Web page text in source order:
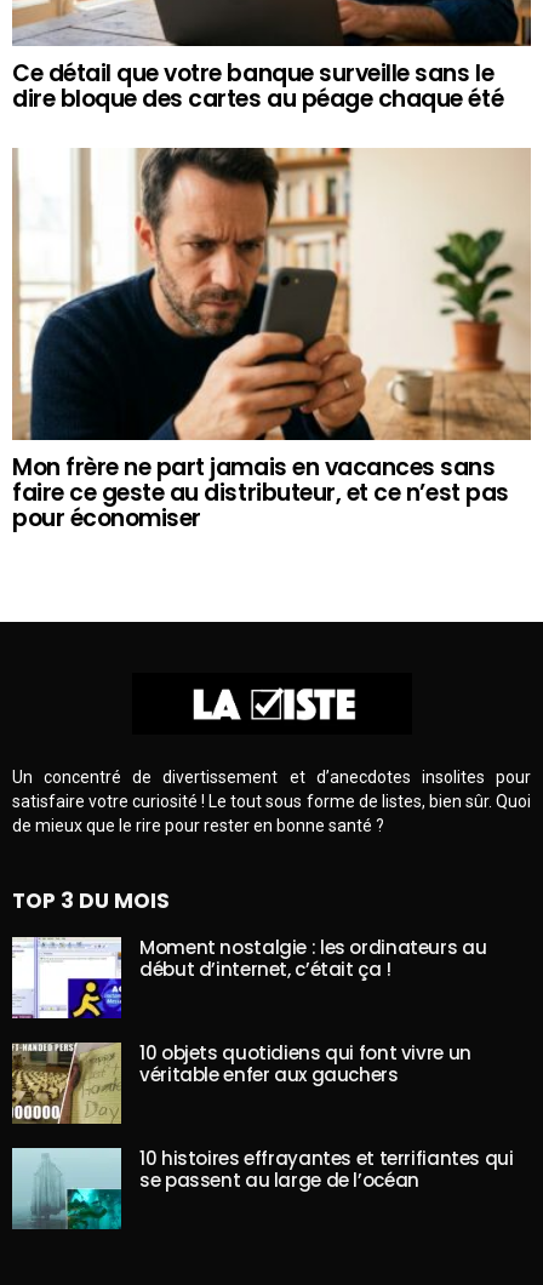
Ce détail que votre banque surveille sans le
dire bloque des cartes au péage chaque été
Mon frère ne part jamais en vacances sans
faire ce geste au distributeur, et ce n’est pas
pour économiser
Un concentré de divertissement et d’anecdotes insolites pour
satisfaire votre curiosité ! Le tout sous forme de listes, bien sûr. Quoi
de mieux que le rire pour rester en bonne santé ?
TOP 3 DU MOIS
Moment nostalgie : les ordinateurs au
début d’internet, c’était ça !
10 objets quotidiens qui font vivre un
véritable enfer aux gauchers
10 histoires effrayantes et terrifiantes qui
se passent au large de l’océan